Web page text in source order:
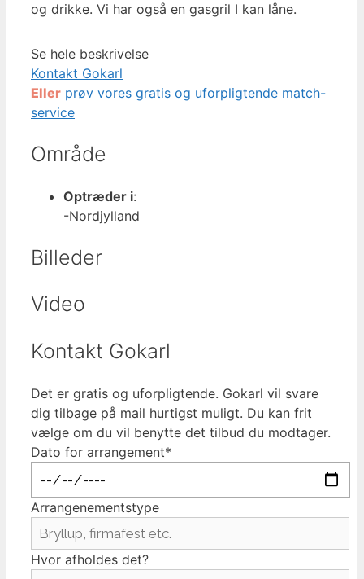
og drikke. Vi har også en gasgril I kan låne.
Se hele beskrivelse
Kontakt Gokarl
Eller prøv vores gratis og uforpligtende match-
service
Område
Optræder i:
-Nordjylland
Billeder
Video
Kontakt Gokarl
Det er gratis og uforpligtende. Gokarl vil svare
dig tilbage på mail hurtigst muligt. Du kan frit
vælge om du vil benytte det tilbud du modtager.
Dato for arrangement*
Arrangenementstype
Hvor afholdes det?